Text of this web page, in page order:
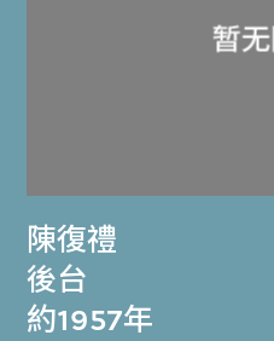
陳復禮
後台
約1957年